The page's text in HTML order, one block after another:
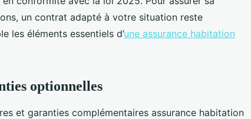
un contrat adapté à votre situation reste
les éléments essentiels d’une assurance habitation
optionnelles
et garanties complémentaires assurance habitation